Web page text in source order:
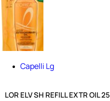
Capelli Lg
LOR ELV SH REFILL EXTR OIL